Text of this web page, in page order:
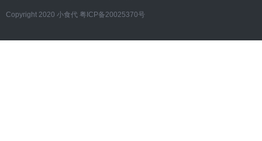
Copyright 2020 小食代 粤ICP备20025370号​